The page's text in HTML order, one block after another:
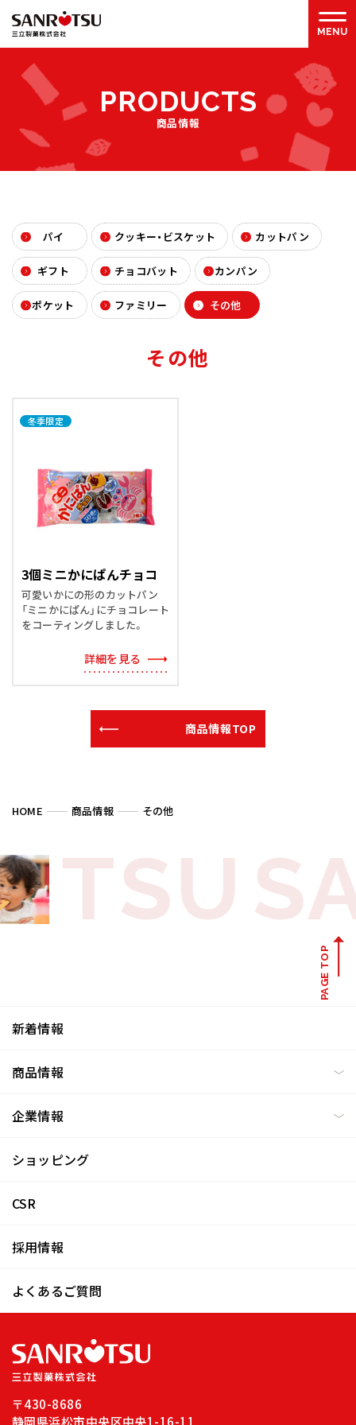
PRODUCTS
商品情報
パイ クッキー・ビスケット カットパン
ギフト チョコバット カンパン
ポケット ファミリー その他
その他
冬季限定
3個ミニかにぱんチョコ
可愛いかにの形のカットパン
「ミニかにぱん」にチョコレート
をコーティングしました。
詳細を見る
商品情報TOP
HOME 商品情報 その他
TSU
PAGE TOP
新着情報
商品情報
企業情報
ショッピング
CSR
採用情報
よくあるご質問
〒430-8686
静岡県浜松市中央区中央1-16-11